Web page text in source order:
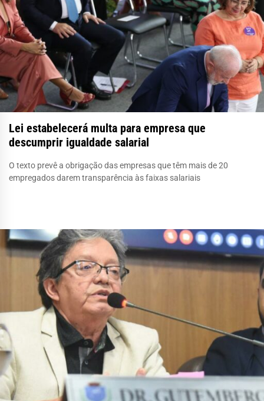
Lei estabelecerá multa para empresa que
descumprir igualdade salarial
O texto prevê a obrigação das empresas que têm mais de 20
empregados darem transparência às faixas salariais